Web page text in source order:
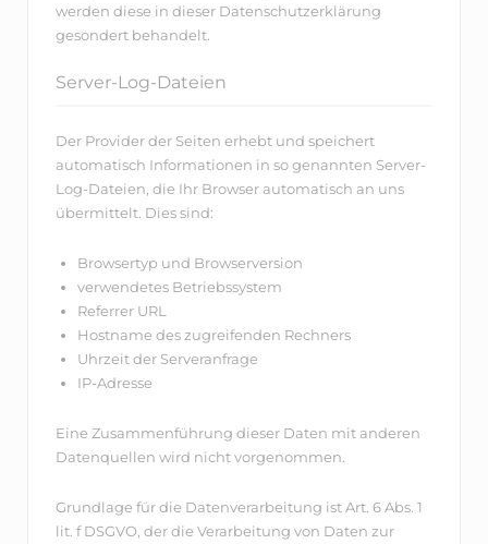
werden diese in dieser Datenschutzerklärung
gesondert behandelt.
Server-Log-Dateien
Der Provider der Seiten erhebt und speichert
automatisch Informationen in so genannten Server-
Log-Dateien, die Ihr Browser automatisch an uns
übermittelt. Dies sind:
Browsertyp und Browserversion
verwendetes Betriebssystem
Referrer URL
Hostname des zugreifenden Rechners
Uhrzeit der Serveranfrage
IP-Adresse
Eine Zusammenführung dieser Daten mit anderen
Datenquellen wird nicht vorgenommen.
Grundlage für die Datenverarbeitung ist Art. 6 Abs. 1
lit. f DSGVO, der die Verarbeitung von Daten zur